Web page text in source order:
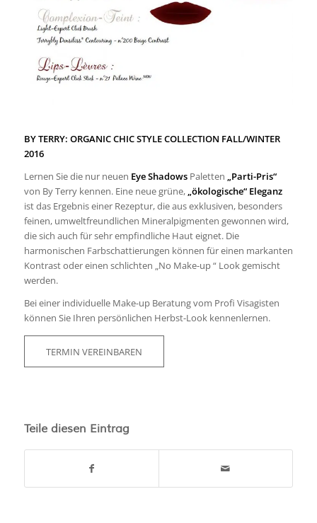
BY TERRY: ORGANIC CHIC STYLE COLLECTION FALL/WINTER
2016
Lernen Sie die nur neuen Eye ShadowsPaletten „Parti-Pris“
von By Terry kennen. Eine neue grüne, „ökologische“ Eleganz
ist das Ergebnis einer Rezeptur, die aus exklusiven, besonders
feinen, umweltfreundlichen Mineralpigmenten gewonnen wird,
die sich auch für sehr empfindliche Haut eignet. Die
harmonischen Farbschattierungen können für einen markanten
Kontrast oder einen schlichten „No Make-up “ Look gemischt
werden.
Bei einer individuelle Make-up Beratung vom Profi Visagisten
können Sie Ihren persönlichen Herbst-Look kennenlernen.
TERMIN VEREINBAREN
Teile diesen Eintrag